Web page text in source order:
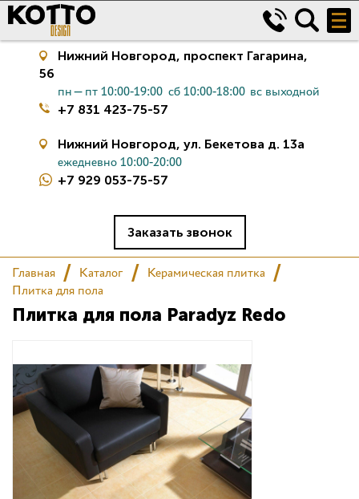
Керамическая плитка
Салон
Сертификаты
Комплекс услуг
Контакты
Нижний Новгород, проспект Гагарина,
56
пн—пт 10:00-19:00 сб 10:00-18:00 вс выходной
+7 831 423-75-57
Нижний Новгород, ул. Бекетова д. 13а
ежедневно 10:00-20:00
+7 929 053-75-57
Заказать звонок
Главная Каталог
Керамическая плитка
Плитка для пола
Плитка для пола Paradyz Redo